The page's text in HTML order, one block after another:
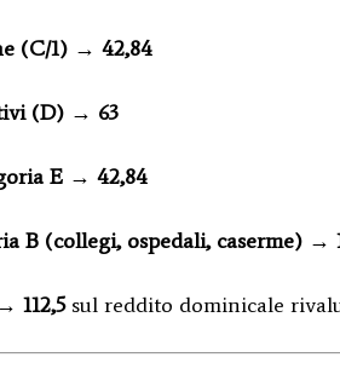
(C/1) → 42,84
(D) → 63
E → 42,84
B (collegi, ospedali, caserme) →
112,5sul reddito dominicale